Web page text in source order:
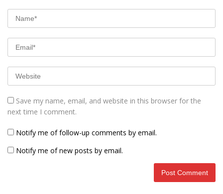
Save my name, email, and website in this browser for the
next time I comment.
Notify me of follow-up comments by email.
Notify me of new posts by email.